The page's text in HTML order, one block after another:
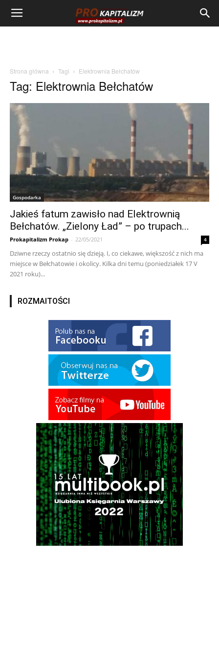
Strona główna Tagi Elektrownia Bełchatów
Tag: Elektrownia Bełchatów
Gospodarka
Jakieś fatum zawisło nad Elektrownią
Bełchatów. „Zielony Ład” – po trupach...
Prokapitalizm Prokap - 22/05/2021 4
Dziwne rzeczy ostatnio się dzieją. I, co ciekawe, większość z nich ma
miejsce w Bełchatowie i okolicy. Kilka dni temu (poniedziałek 17 V
2021 roku)...
ROZMAITOŚCI